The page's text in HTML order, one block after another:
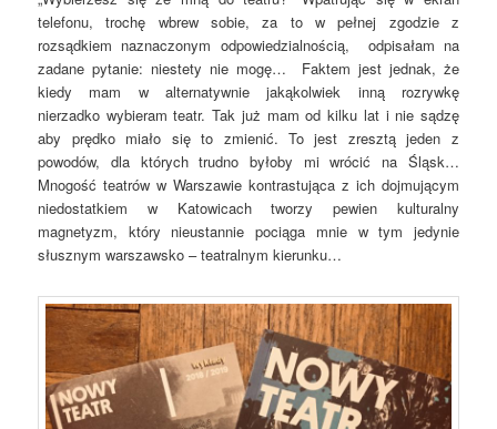
telefonu, trochę wbrew sobie, za to w pełnej zgodzie z
rozsądkiem naznaczonym odpowiedzialnością, odpisałam na
zadane pytanie: niestety nie mogę… Faktem jest jednak, że
kiedy mam w alternatywnie jakąkolwiek inną rozrywkę
nierzadko wybieram teatr. Tak już mam od kilku lat i nie sądzę
aby prędko miało się to zmienić. To jest zresztą jeden z
powodów, dla których trudno byłoby mi wrócić na Śląsk…
Mnogość teatrów w Warszawie kontrastująca z ich dojmującym
niedostatkiem w Katowicach tworzy pewien kulturalny
magnetyzm, który nieustannie pociąga mnie w tym jedynie
słusznym warszawsko – teatralnym kierunku…